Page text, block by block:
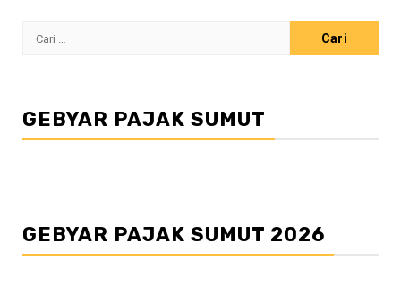
Cari
GEBYAR PAJAK SUMUT
GEBYAR PAJAK SUMUT 2026